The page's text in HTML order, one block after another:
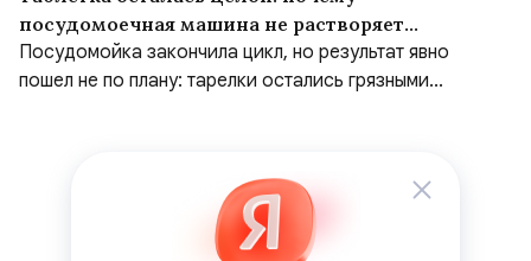
посудомоечная машина не растворяет
средство
Посудомойка закончила цикл, но результат явно
пошел не по плану: тарелки остались грязными...